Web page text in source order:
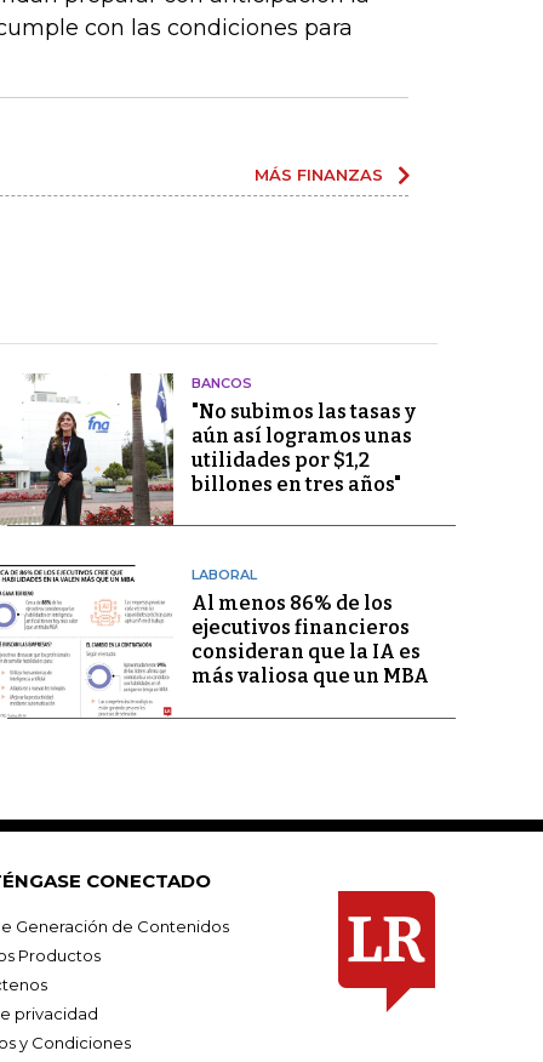
con las condiciones para
MÁS FINANZAS
BANCOS
"No subimos las tasas y
aún así logramos unas
utilidades por $1,2
billones en tres años"
LABORAL
Al menos 86% de los
ejecutivos financieros
consideran que la IA es
más valiosa que un MBA
CONECTADO
Generación de Contenidos
Productos
privacidad
y Condiciones